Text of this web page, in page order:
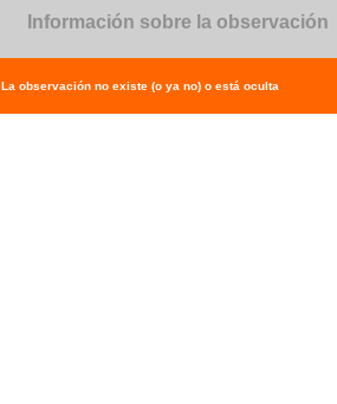
Información sobre la observación
La observación no existe (o ya no) o está oculta